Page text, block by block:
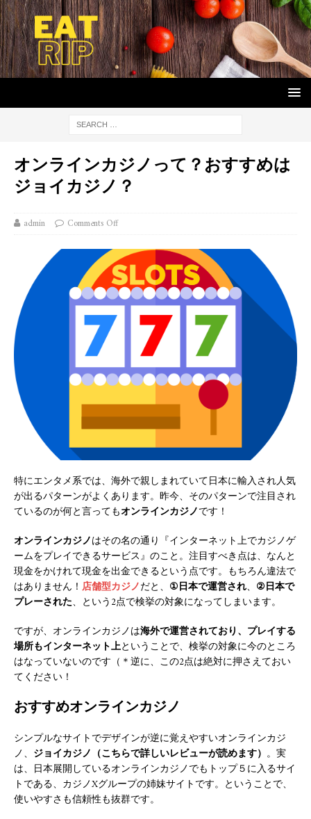
オンラインカジノって？おすすめは
ジョイカジノ？
admin Comments Off
特にエンタメ系では、海外で親しまれていて日本に輸入され人気
が出るパターンがよくあります。昨今、そのパターンで注目され
ているのが何と言ってもオンラインカジノです！
オンラインカジノはその名の通り『インターネット上でカジノゲ
ームをプレイできるサービス』のこと。注目すべき点は、なんと
現金をかけれて現金を出金できるという点です。もちろん違法で
はありません！ 店舗型カジノだと、 ①日本で運営され、 ②日本で
プレーされた、という2点で検挙の対象になってしまいます。
ですが、オンラインカジノは海外で運営されており、プレイする
場所もインターネット上ということで、検挙の対象に今のところ
はなっていないのです（＊逆に、この2点は絶対に押さえておい
てください！
おすすめオンラインカジノ
シンプルなサイトでデザインが逆に覚えやすいオンラインカジ
ノ、 ジョイカジノ（こちらで詳しいレビューが読めます） 。実
は、日本展開しているオンラインカジノでもトップ５に入るサイ
トである、カジノXグループの姉妹サイトです。ということで、
使いやすさも信頼性も抜群です。